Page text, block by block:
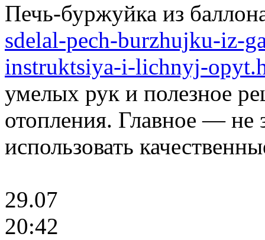
Печь-буржуйка из
sdelal-pech-burzhujku-iz-
instruktsiya-i-lichnyj-
умелых рук и полезное
отопления. Главное — не
использовать
29.07
20:42